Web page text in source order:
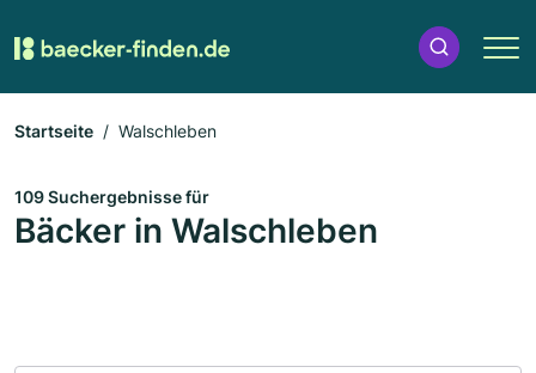
Startseite Walschleben
109 Suchergebnisse für
Bäcker in Walschleben